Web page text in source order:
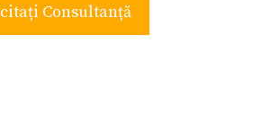
Consultanță